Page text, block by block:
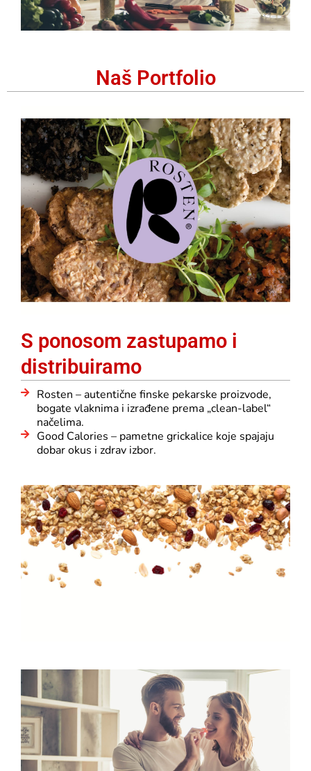
Naš Portfolio
S ponosom zastupamo i
distribuiramo
Rosten – autentične finske pekarske proizvode,
bogate vlaknima i izrađene prema „clean-label“
načelima.
Good Calories – pametne grickalice koje spajaju
dobar okus i zdrav izbor.